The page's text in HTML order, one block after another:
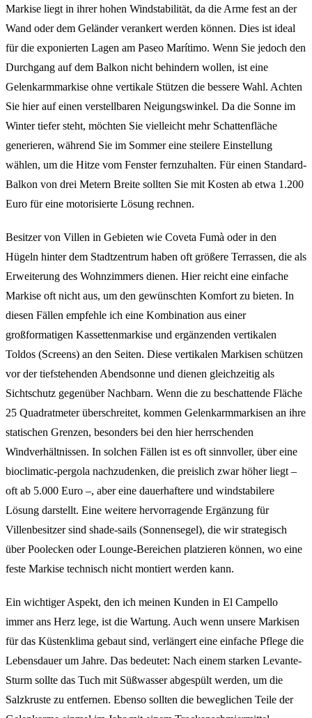
Markise liegt in ihrer hohen Windstabilität, da die Arme fest an der
Wand oder dem Geländer verankert werden können. Dies ist ideal
für die exponierten Lagen am Paseo Marítimo. Wenn Sie jedoch den
Durchgang auf dem Balkon nicht behindern wollen, ist eine
Gelenkarmmarkise ohne vertikale Stützen die bessere Wahl. Achten
Sie hier auf einen verstellbaren Neigungswinkel. Da die Sonne im
Winter tiefer steht, möchten Sie vielleicht mehr Schattenfläche
generieren, während Sie im Sommer eine steilere Einstellung
wählen, um die Hitze vom Fenster fernzuhalten. Für einen Standard-
Balkon von drei Metern Breite sollten Sie mit Kosten ab etwa 1.200
Euro für eine motorisierte Lösung rechnen.
Besitzer von Villen in Gebieten wie Coveta Fumà oder in den
Hügeln hinter dem Stadtzentrum haben oft größere Terrassen, die als
Erweiterung des Wohnzimmers dienen. Hier reicht eine einfache
Markise oft nicht aus, um den gewünschten Komfort zu bieten. In
diesen Fällen empfehle ich eine Kombination aus einer
großformatigen Kassettenmarkise und ergänzenden vertikalen
Toldos (Screens) an den Seiten. Diese vertikalen Markisen schützen
vor der tiefstehenden Abendsonne und dienen gleichzeitig als
Sichtschutz gegenüber Nachbarn. Wenn die zu beschattende Fläche
25 Quadratmeter überschreitet, kommen Gelenkarmmarkisen an ihre
statischen Grenzen, besonders bei den hier herrschenden
Windverhältnissen. In solchen Fällen ist es oft sinnvoller, über eine
bioclimatic-pergola nachzudenken, die preislich zwar höher liegt –
oft ab 5.000 Euro –, aber eine dauerhaftere und windstabilere
Lösung darstellt. Eine weitere hervorragende Ergänzung für
Villenbesitzer sind shade-sails (Sonnensegel), die wir strategisch
über Poolecken oder Lounge-Bereichen platzieren können, wo eine
feste Markise technisch nicht montiert werden kann.
Ein wichtiger Aspekt, den ich meinen Kunden in El Campello
immer ans Herz lege, ist die Wartung. Auch wenn unsere Markisen
für das Küstenklima gebaut sind, verlängert eine einfache Pflege die
Lebensdauer um Jahre. Das bedeutet: Nach einem starken Levante-
Sturm sollte das Tuch mit Süßwasser abgespült werden, um die
Salzkruste zu entfernen. Ebenso sollten die beweglichen Teile der